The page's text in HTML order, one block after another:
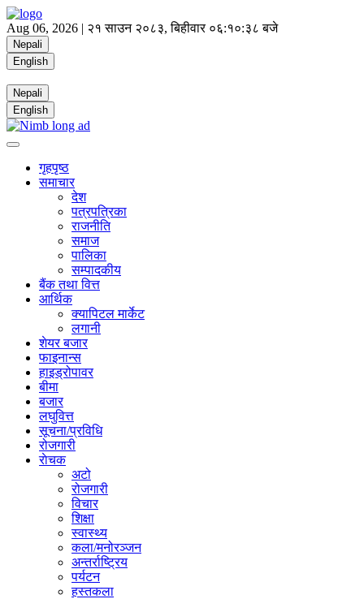
Aug 06, 2026 | २१ साउन २०८३, बिहीवार ०६:१०:३९ बजे
Nepali
English
Nepali
English
गृहपृष्ठ
समाचार
देश
पत्रपत्रिका
राजनीति
समाज
पालिका
सम्पादकीय
बैंक तथा वित्त
आर्थिक
क्यापिटल मार्केट
लगानी
शेयर बजार
फाइनान्स
हाइड्रोपावर
बीमा
बजार
लघुवित्त
सूचना/प्रविधि
रोजगारी
राेचक
अटो
रोजगारी
विचार
शिक्षा
स्वास्थ्य
कला/मनोरञ्जन
अन्तर्राष्ट्रिय
पर्यटन
हस्तकला